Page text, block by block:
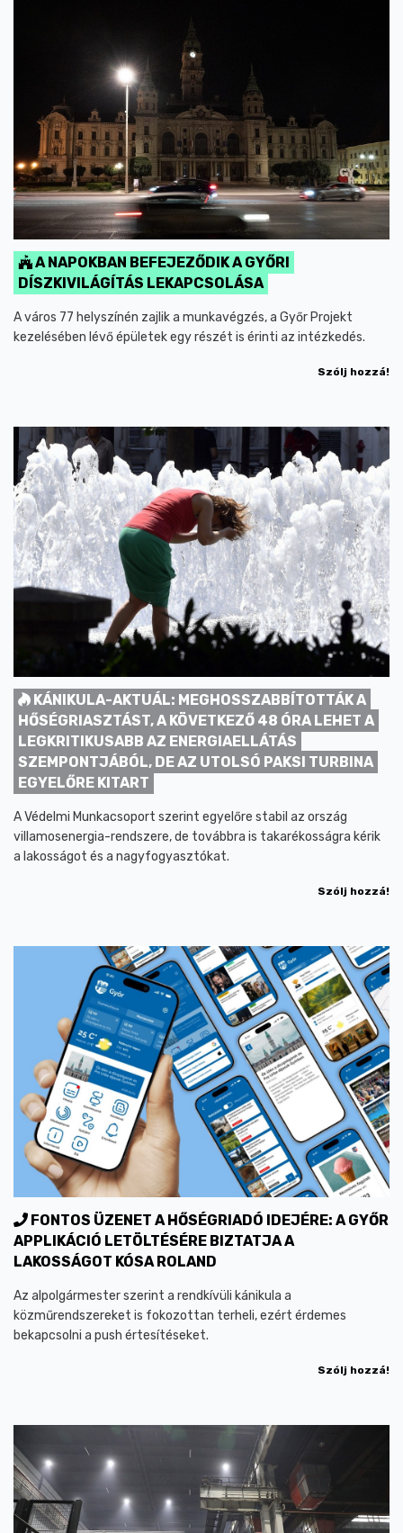
A NAPOKBAN BEFEJEZŐDIK A GYŐRI
DÍSZKIVILÁGÍTÁS LEKAPCSOLÁSA
A város 77 helyszínén zajlik a munkavégzés, a Győr Projekt
kezelésében lévő épületek egy részét is érinti az intézkedés.
Szólj hozzá!
KÁNIKULA-AKTUÁL: MEGHOSSZABBÍTOTTÁK A
HŐSÉGRIASZTÁST, A KÖVETKEZŐ 48 ÓRA LEHET A
LEGKRITIKUSABB AZ ENERGIAELLÁTÁS
SZEMPONTJÁBÓL, DE AZ UTOLSÓ PAKSI TURBINA
EGYELŐRE KITART
A Védelmi Munkacsoport szerint egyelőre stabil az ország
villamosenergia-rendszere, de továbbra is takarékosságra kérik
a lakosságot és a nagyfogyasztókat.
Szólj hozzá!
FONTOS ÜZENET A HŐSÉGRIADÓ IDEJÉRE: A GYŐR
APPLIKÁCIÓ LETÖLTÉSÉRE BIZTATJA A
LAKOSSÁGOT KÓSA ROLAND
Az alpolgármester szerint a rendkívüli kánikula a
közműrendszereket is fokozottan terheli, ezért érdemes
bekapcsolni a push értesítéseket.
Szólj hozzá!